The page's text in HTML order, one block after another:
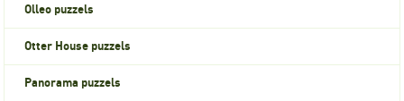
Olleo puzzels
Otter House puzzels
Panorama puzzels